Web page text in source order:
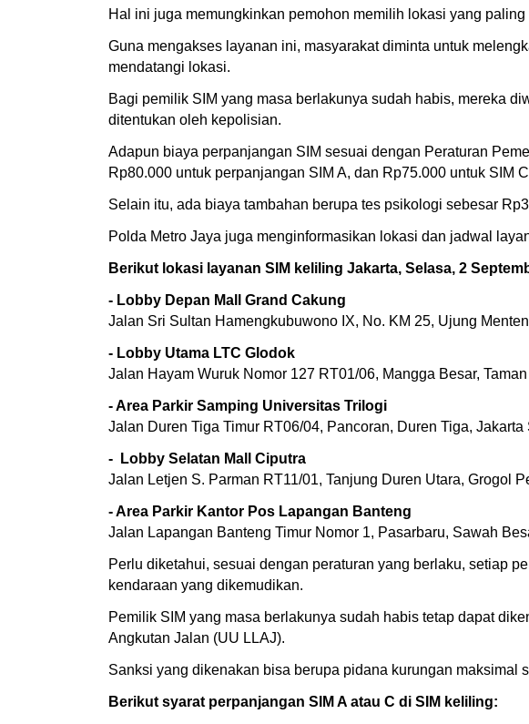
Hal ini juga memungkinkan pemohon memilih lokasi yang
Guna mengakses layanan ini, masyarakat diminta untuk
mendatangi lokasi.
Bagi pemilik SIM yang masa berlakunya sudah habis, mereka
ditentukan oleh kepolisian.
Adapun biaya perpanjangan SIM sesuai dengan Peraturan
Rp80.000 untuk perpanjangan SIM A, dan Rp75.000 untuk SIM
Selain itu, ada biaya tambahan berupa tes psikologi sebesar
Polda Metro Jaya juga menginformasikan lokasi dan jadwal
Berikut lokasi layanan SIM keliling Jakarta, Selasa, 2
- Lobby Depan Mall Grand Cakung
Jalan Sri Sultan Hamengkubuwono IX, No. KM 25, Ujung
- Lobby Utama LTC Glodok
Jalan Hayam Wuruk Nomor 127 RT01/06, Mangga Besar,
- Area Parkir Samping Universitas Trilogi
Jalan Duren Tiga Timur RT06/04, Pancoran, Duren Tiga, Jakarta
- Lobby Selatan Mall Ciputra
Jalan Letjen S. Parman RT11/01, Tanjung Duren Utara, Grogol
- Area Parkir Kantor Pos Lapangan Banteng
Jalan Lapangan Banteng Timur Nomor 1, Pasarbaru, Sawah
Perlu diketahui, sesuai dengan peraturan yang berlaku, setiap
kendaraan yang dikemudikan.
Pemilik SIM yang masa berlakunya sudah habis tetap dapat
Angkutan Jalan (UU LLAJ).
Sanksi yang dikenakan bisa berupa pidana kurungan maksimal
Berikut syarat perpanjangan SIM A atau C di SIM keliling: